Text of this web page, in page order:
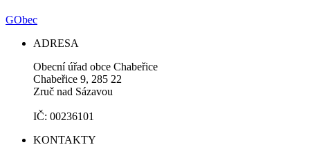
GObec
ADRESA
Obecní úřad obce Chabeřice
Chabeřice 9, 285 22
Zruč nad Sázavou
IČ: 00236101
KONTAKTY